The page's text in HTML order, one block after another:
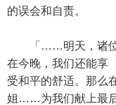
的误会和自责。
「……明天，诸位
在今晚，我们还能享
受和平的舒适。那么
姐……为我们献上最